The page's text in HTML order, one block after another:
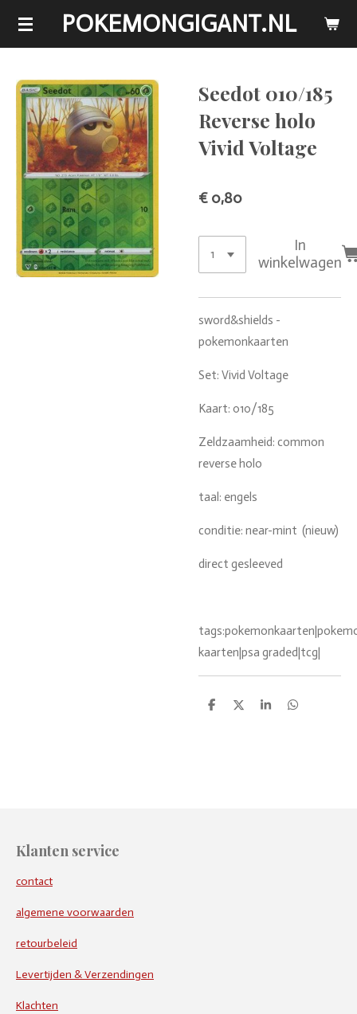
Ga
de
hoofdinhoud
POKEMONGIGANT.NL
Seedot 010/185
Reverse holo
Vivid Voltage
€ 0,80
In
winkelwagen
sword&shields -
pokemonkaarten
Set: Vivid Voltage
Kaart: 010/185
Zeldzaamheid: common
reverse holo
taal: engels
conditie: near-mint (nieuw)
direct gesleeved
kaarten|psa graded|tcg|
D
D
S
D
Klanten service
contact
algemene voorwaarden
retourbeleid
Levertijden & Verzendingen
Klachten